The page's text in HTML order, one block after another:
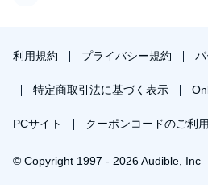
利用規約 プライバシー規約
特定商取引法に基づく表示
PCサイト クーポンコードのご利用
© Copyright 1997 - 2026 Audible, Inc